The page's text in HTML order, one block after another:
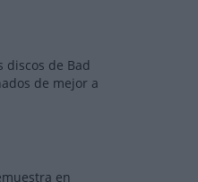
discos de Bad
de mejor a
en